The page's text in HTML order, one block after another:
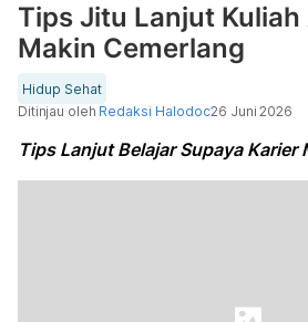
Tips Jitu Lanjut
Makin Cemerlang
Hidup Sehat
Ditinjau oleh Redaksi Halodoc26 Juni 2026
Tips Lanjut Belajar Supaya Karier